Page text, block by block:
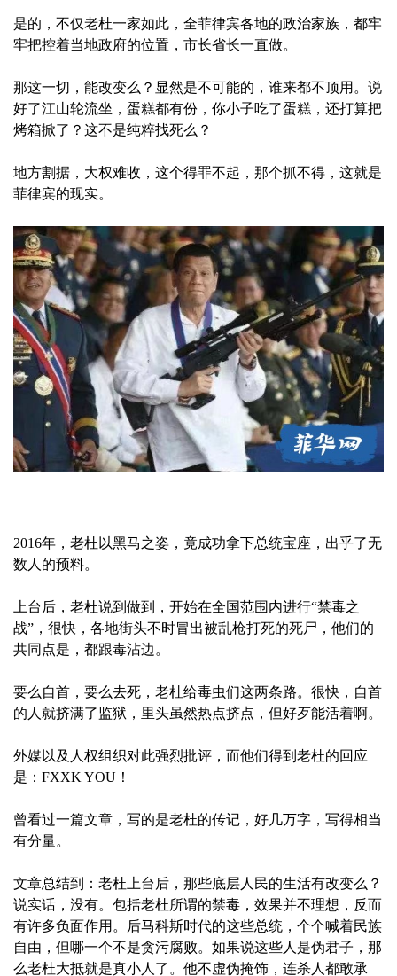
是的，不仅老杜一家如此，全菲律宾各地的政治家族，都牢
牢把控着当地政府的位置，市长省长一直做。
那这一切，能改变么？显然是不可能的，谁来都不顶用。说
好了江山轮流坐，蛋糕都有份，你小子吃了蛋糕，还打算把
烤箱掀了？这不是纯粹找死么？
地方割据，大权难收，这个得罪不起，那个抓不得，这就是
菲律宾的现实。
2016年，老杜以黑马之姿，竟成功拿下总统宝座，出乎了无
数人的预料。
上台后，老杜说到做到，开始在全国范围内进行“禁毒之
战”，很快，各地街头不时冒出被乱枪打死的死尸，他们的
共同点是，都跟毒沾边。
要么自首，要么去死，老杜给毒虫们这两条路。很快，自首
的人就挤满了监狱，里头虽然热点挤点，但好歹能活着啊。
外媒以及人权组织对此强烈批评，而他们得到老杜的回应
是：FXXK YOU！
曾看过一篇文章，写的是老杜的传记，好几万字，写得相当
有分量。
文章总结到：老杜上台后，那些底层人民的生活有改变么？
说实话，没有。包括老杜所谓的禁毒，效果并不理想，反而
有许多负面作用。后马科斯时代的这些总统，个个喊着民族
自由，但哪一个不是贪污腐败。如果说这些人是伪君子，那
么老杜大抵就是真小人了。他不虚伪掩饰，连杀人都敢承